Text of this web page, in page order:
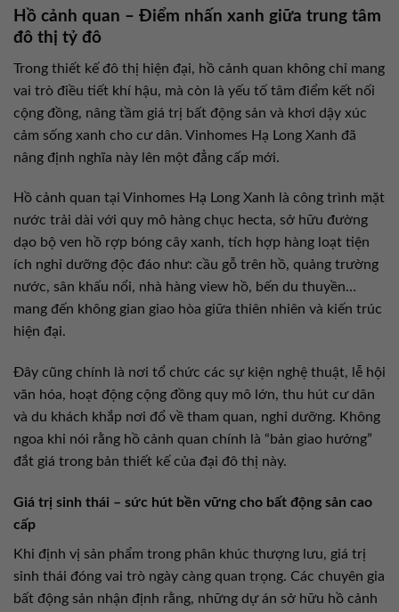
Hồ cảnh quan – Điểm nhấn xanh giữa trung tâm
đô thị tỷ đô
Trong thiết kế đô thị hiện đại, hồ cảnh quan không chỉ mang
vai trò điều tiết khí hậu, mà còn là yếu tố tâm điểm kết nối
cộng đồng, nâng tầm giá trị bất động sản và khơi dậy xúc
cảm sống xanh cho cư dân. Vinhomes Hạ Long Xanh đã
nâng định nghĩa này lên một đẳng cấp mới.
Hồ cảnh quan tại Vinhomes Hạ Long Xanh là công trình mặt
nước trải dài với quy mô hàng chục hecta, sở hữu đường
dạo bộ ven hồ rợp bóng cây xanh, tích hợp hàng loạt tiện
ích nghỉ dưỡng độc đáo như: cầu gỗ trên hồ, quảng trường
nước, sân khấu nổi, nhà hàng view hồ, bến du thuyền…
mang đến không gian giao hòa giữa thiên nhiên và kiến trúc
hiện đại.
Đây cũng chính là nơi tổ chức các sự kiện nghệ thuật, lễ hội
văn hóa, hoạt động cộng đồng quy mô lớn, thu hút cư dân
và du khách khắp nơi đổ về tham quan, nghỉ dưỡng. Không
ngoa khi nói rằng hồ cảnh quan chính là “bản giao hưởng”
đắt giá trong bản thiết kế của đại đô thị này.
Giá trị sinh thái – sức hút bền vững cho bất động sản cao
cấp
Khi định vị sản phẩm trong phân khúc thượng lưu, giá trị
sinh thái đóng vai trò ngày càng quan trọng. Các chuyên gia
bất động sản nhận định rằng, những dự án sở hữu hồ cảnh